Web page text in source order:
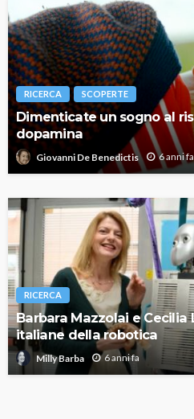
RICERCA SCOPERTE
Dimenticate un sogno al
dopamina
Giovanni De Benedictis 6 anni fa
RICERCA
Barbara Mazzolai e Cecilia
italiane della robotica
Milly Barba 6 anni fa